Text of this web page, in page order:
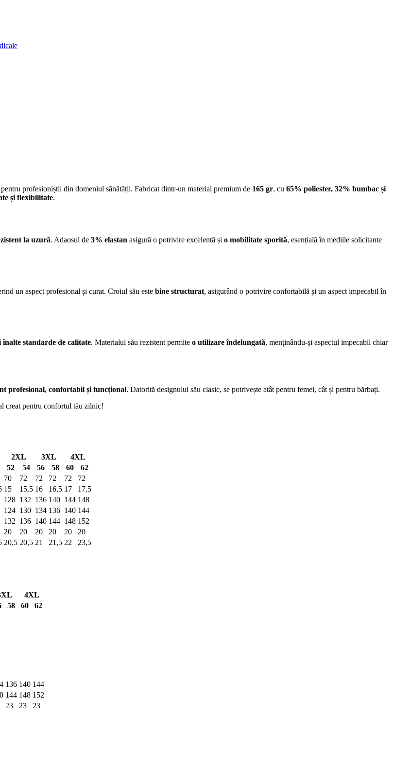
profesioniștii din domeniul sănătății. Fabricat dintr-un material premium de 165 gr, cu 65% poliester, 32% bumbac și
și flexibilitate.
la uzură. Adaosul de 3% elastan asigură o potrivire excelentă și o mobilitate sporită, esențială în mediile solicitante
un aspect profesional și curat. Croiul său este bine structurat, asigurând o potrivire confortabilă și un aspect impecabil în
înalte standarde de calitate. Materialul său rezistent permite o utilizare îndelungată, menținându-și aspectul impecabil chiar
profesional, confortabil și funcțional. Datorită designului său clasic, se potrivește atât pentru femei, cât și pentru bărbați.
creat pentru confortul tău zilnic!
2XL 3XL
4XL
52 54 56 58 60
62
70 72 72 72 72
72
15 15,5 16 16,5 17
17,5
128 132 136 140 144 148
124 130 134 136 140 144
132 136 140 144 148 152
20 20 20 20 20
20
20,5 20,5 21 21,5 22 23,5
4XL
58 60 62
136 140 144
144 148 152
23 23 23